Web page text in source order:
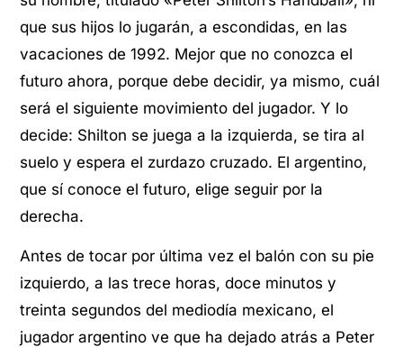
que sus hijos lo jugarán, a escondidas, en las
vacaciones de 1992. Mejor que no conozca el
futuro ahora, porque debe decidir, ya mismo, cuál
será el siguiente movimiento del jugador. Y lo
decide: Shilton se juega a la izquierda, se tira al
suelo y espera el zurdazo cruzado. El argentino,
que sí conoce el futuro, elige seguir por la
derecha.
Antes de tocar por última vez el balón con su pie
izquierdo, a las trece horas, doce minutos y
treinta segundos del mediodía mexicano, el
jugador argentino ve que ha dejado atrás a Peter